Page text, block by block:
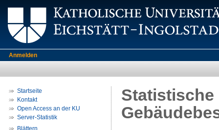
Anmelden
Startseite
Kontakt
Open Access an der KU
Server-Statistik
Blättern
Statistische